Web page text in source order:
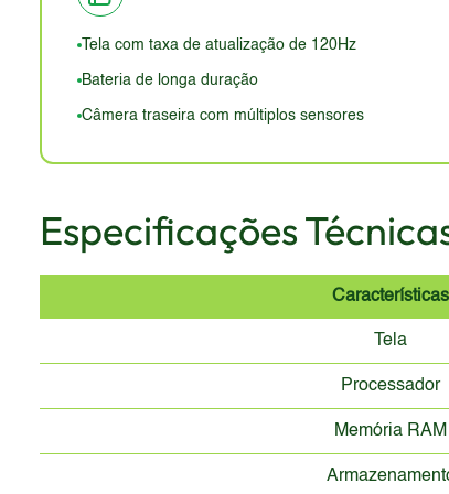
uma mão.
Tela com taxa de atualização de 120Hz
Bateria de longa duração
Câmera traseira com múltiplos sensores
Especificações
Características
Tela
Processador
Memória RAM